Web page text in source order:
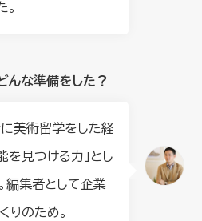
。
んな準備をした？
美術留学をした経
を見つける力」とし
編集者として企業
りのため。